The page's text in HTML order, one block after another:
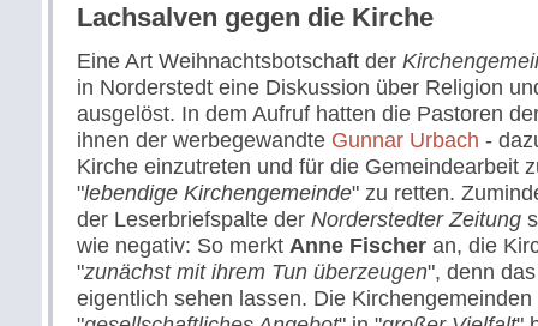
Lachsalven gegen die Kirche
Eine Art Weihnachtsbotschaft der
in Norderstedt eine Diskussion über Religion
ausgelöst. In dem Aufruf hatten die Pastoren
ihnen der werbegewandte Gunnar Urbach -
Kirche einzutreten und für die Gemeindearbeit
"lebendige Kirchengemeinde" zu retten.
der Leserbriefspalte der Norderstedter Zeitung
wie negativ: So merkt Anne Fischer an, die
"zunächst mit ihrem Tun überzeugen", denn
eigentlich sehen lassen. Die